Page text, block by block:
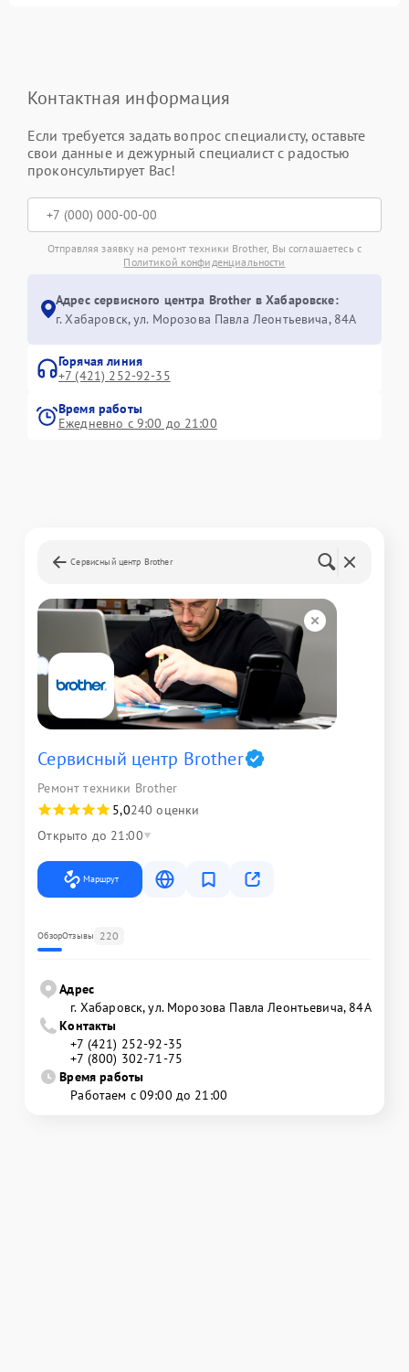
Контактная информация
Если требуется задать вопрос специалисту, оставьте
свои данные и дежурный специалист с радостью
проконсультирует Вас!
Отправляя заявку на ремонт техники Brother, Вы соглашаетесь с
Политикой конфиденциальности
Адрес сервисного центра Brother в Хабаровске:
г. Хабаровск, ул. Морозова Павла Леонтьевича, 84А
Горячая линия
+7 (421) 252-92-35
Время работы
Ежедневно с 9:00 до 21:00
Сервисный центр Brother
Сервисный центр Brother
Ремонт техники Brother
5,0240 оценки
Открыто до 21:00
Маршрут
ОбзорОтзывы 220
Адрес
г. Хабаровск, ул. Морозова Павла Леонтьевича, 84А
Контакты
+7 (421) 252-92-35
+7 (800) 302-71-75
Время работы
Работаем с 09:00 до 21:00